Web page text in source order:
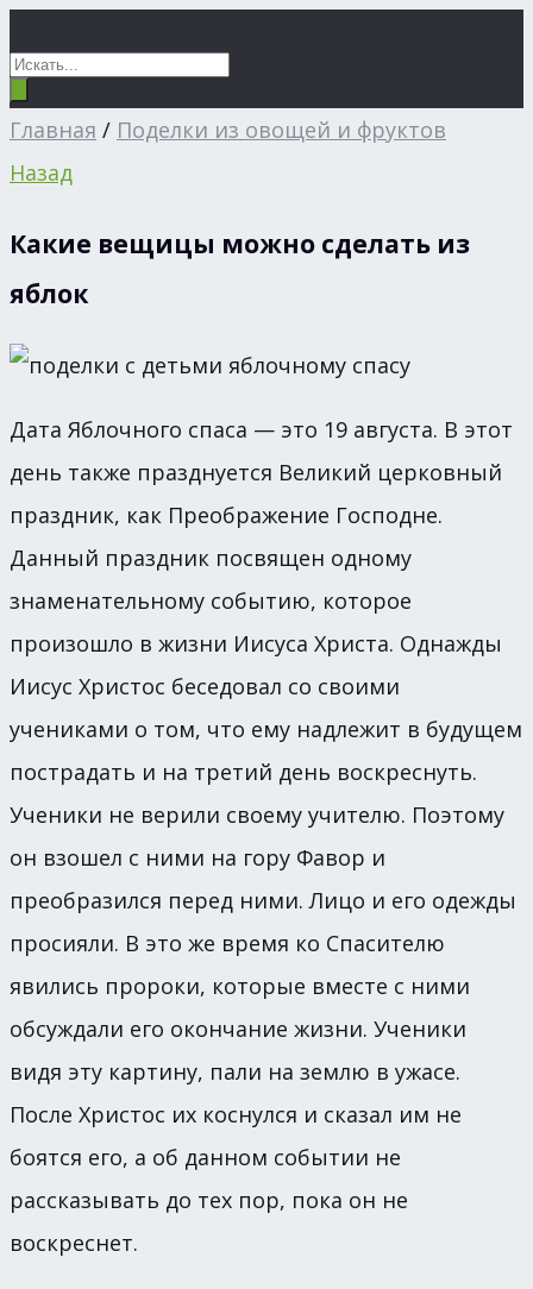
Главная / Поделки из овощей и фруктов
Назад
Какие вещицы можно сделать из
яблок
Дата Яблочного спаса — это 19 августа. В этот
день также празднуется Великий церковный
праздник, как Преображение Господне.
Данный праздник посвящен одному
знаменательному событию, которое
произошло в жизни Иисуса Христа. Однажды
Иисус Христос беседовал со своими
учениками о том, что ему надлежит в будущем
пострадать и на третий день воскреснуть.
Ученики не верили своему учителю. Поэтому
он взошел с ними на гору Фавор и
преобразился перед ними. Лицо и его одежды
просияли. В это же время ко Спасителю
явились пророки, которые вместе с ними
обсуждали его окончание жизни. Ученики
видя эту картину, пали на землю в ужасе.
После Христос их коснулся и сказал им не
боятся его, а об данном событии не
рассказывать до тех пор, пока он не
воскреснет.